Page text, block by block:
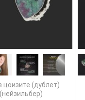
цоизите (дублет)